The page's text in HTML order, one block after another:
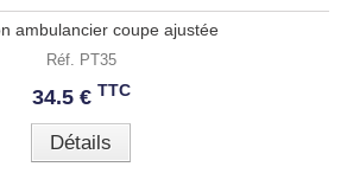
ambulancier coupe ajustée
Réf. PT35
34.5 € TTC
Détails